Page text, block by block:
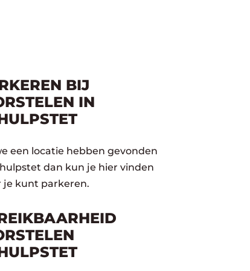
BIJ
IN
een locatie hebben gevonden
dan kun je hier vinden
je kunt parkeren.